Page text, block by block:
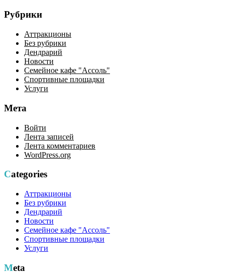
Рубрики
Аттракционы
Без рубрики
Дендрарий
Новости
Семейное кафе "Ассоль"
Спортивные площадки
Услуги
Мета
Войти
Лента записей
Лента комментариев
WordPress.org
Categories
Аттракционы
Без рубрики
Дендрарий
Новости
Семейное кафе "Ассоль"
Спортивные площадки
Услуги
Meta